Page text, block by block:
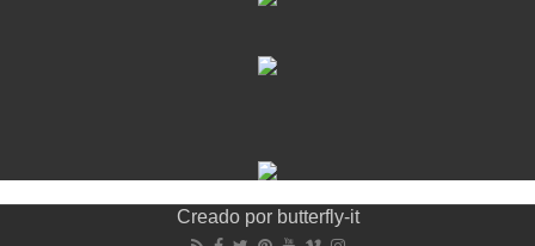
Creado por butterfly-it